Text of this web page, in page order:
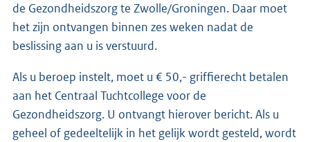
de Gezondheidszorg te Zwolle/Groningen. Daar moet
het zijn ontvangen binnen zes weken nadat de
beslissing aan u is verstuurd.
Als u beroep instelt, moet u € 50,- griffierecht betalen
aan het Centraal Tuchtcollege voor de
Gezondheidszorg. U ontvangt hierover bericht. Als u
geheel of gedeeltelijk in het gelijk wordt gesteld, wordt